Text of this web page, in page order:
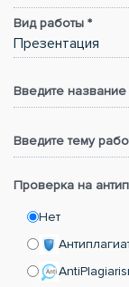
Презентация
Вид работы *
Введите
Введите тему
Проверка на
Нет